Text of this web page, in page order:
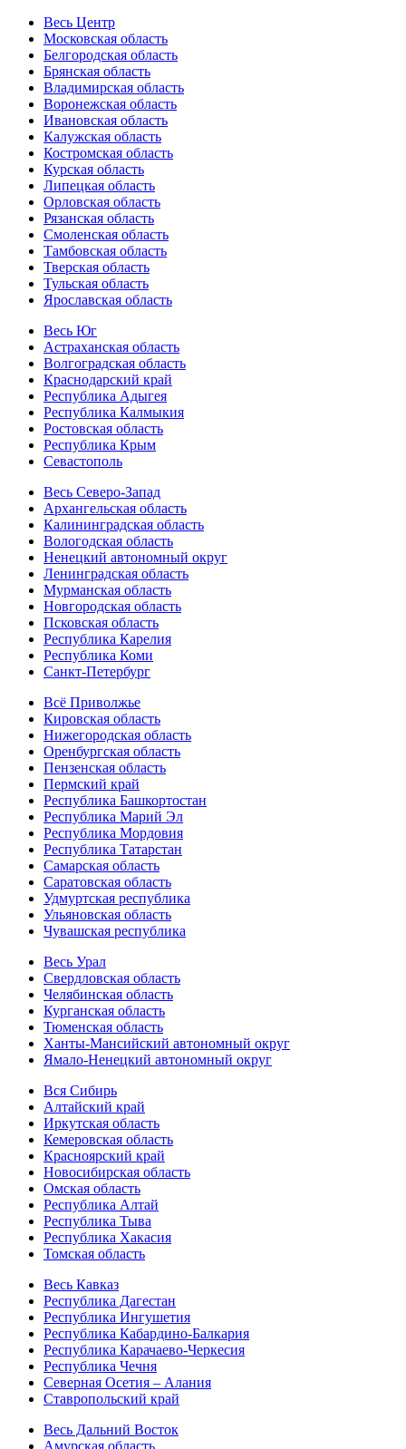
Весь Центр
Московская область
Белгородская область
Брянская область
Владимирская область
Воронежская область
Ивановская область
Калужская область
Костромская область
Курская область
Липецкая область
Орловская область
Рязанская область
Смоленская область
Тамбовская область
Тверская область
Тульская область
Ярославская область
Весь Юг
Астраханская область
Волгоградская область
Краснодарский край
Республика Адыгея
Республика Калмыкия
Ростовская область
Республика Крым
Севастополь
Весь Северо-Запад
Архангельская область
Калининградская область
Вологодская область
Ненецкий автономный округ
Ленинградская область
Мурманская область
Новгородская область
Псковская область
Республика Карелия
Республика Коми
Санкт-Петербург
Всё Приволжье
Кировская область
Нижегородская область
Оренбургская область
Пензенская область
Пермский край
Республика Башкортостан
Республика Марий Эл
Республика Мордовия
Республика Татарстан
Самарская область
Саратовская область
Удмуртская республика
Ульяновская область
Чувашская республика
Весь Урал
Свердловская область
Челябинская область
Курганская область
Тюменская область
Ханты-Мансийский автономный округ
Ямало-Ненецкий автономный округ
Вся Сибирь
Алтайский край
Иркутская область
Кемеровская область
Красноярский край
Новосибирская область
Омская область
Республика Алтай
Республика Тыва
Республика Хакасия
Томская область
Весь Кавказ
Республика Дагестан
Республика Ингушетия
Республика Кабардино-Балкария
Республика Карачаево-Черкесия
Республика Чечня
Северная Осетия – Алания
Ставропольский край
Весь Дальний Восток
Амурская область